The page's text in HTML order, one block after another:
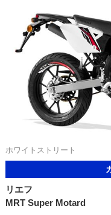
ホワイトストリート
リエフ
MRT Super Motard